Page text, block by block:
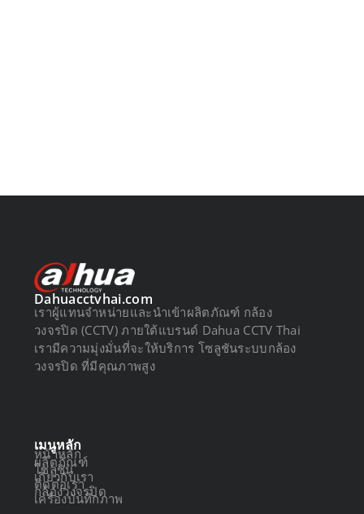
Dahuacctvhai.com
เราผู้แทนจำหน่ายและนำเข้าผลิตภัณฑ์ กล้อง
วงจรปิด (CCTV) ภายใต้แบรนด์ Dahua CCTV Thai
เรามีความมุ่งมั่นที่จะให้บริการ โซลูชันระบบกล้อง
วงจรปิด ที่มีคุณภาพสูง
เมนูหลัก
หน้าหลัก
ผลิตภัณฑ์
โซลูชัน
เกี่ยวกับเรา
ติดต่อเรา
กล้องวงจรปิด
เครื่องบันทึกภาพ